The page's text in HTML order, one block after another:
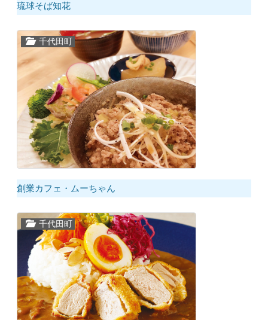
琉球そば知花
千代田町
創業カフェ・ムーちゃん
千代田町